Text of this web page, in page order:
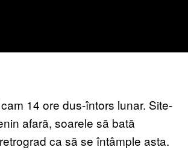
14 ore dus-întors lunar. Site-
afară, soarele să bată
ca să se întâmple asta.